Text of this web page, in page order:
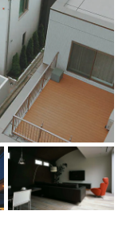
検討の方